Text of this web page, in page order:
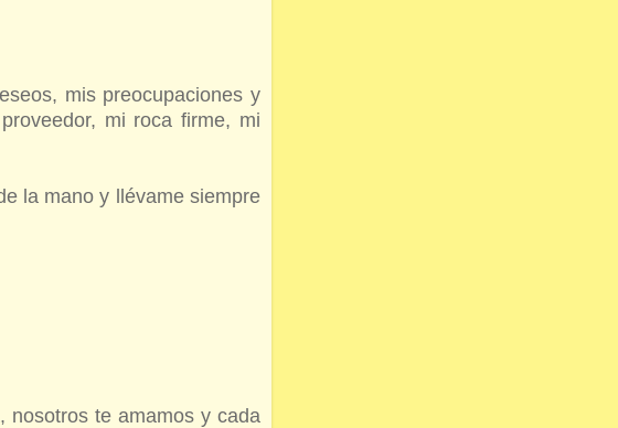
mis preocupaciones y
mi roca firme, mi
la mano y llévame siempre
nosotros te amamos y cada